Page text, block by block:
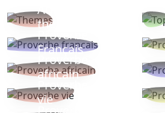
Autres
thèmes
Proverbe
Français
Proverbe
africain
Proverbe
vie